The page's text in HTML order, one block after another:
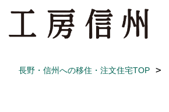
長野・信州への移住・注文住宅TOP